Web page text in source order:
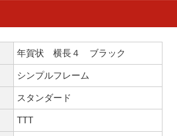
年賀状 横長４ ブラック
シンプルフレーム
スタンダード
TTT